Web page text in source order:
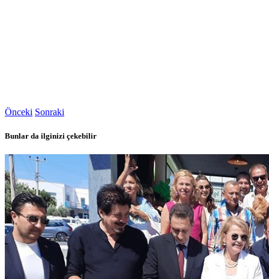
Önceki Sonraki
Bunlar da ilginizi çekebilir